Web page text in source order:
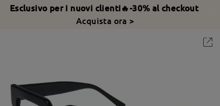
Esclusivo per i nuovi clienti🔥-30% al checkout
Acquista ora >